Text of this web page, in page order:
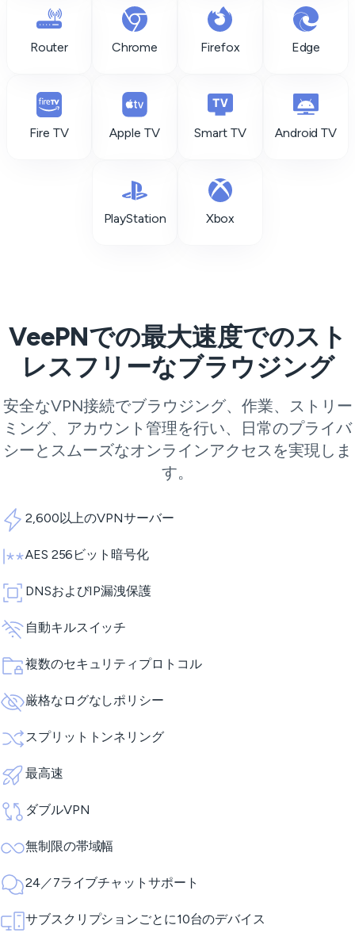
Router Chrome Firefox Edge
Fire TV Apple TV Smart TV Android TV
PlayStation Xbox
VeePNでの最大速度でのスト
レスフリーなブラウジング
安全なVPN接続でブラウジング、作業、ストリー
ミング、アカウント管理を行い、日常のプライバ
シーとスムーズなオンラインアクセスを実現しま
す。
2,600以上のVPNサーバー
AES 256ビット暗号化
DNSおよびIP漏洩保護
自動キルスイッチ
複数のセキュリティプロトコル
厳格なログなしポリシー
スプリットトンネリング
最高速
ダブルVPN
無制限の帯域幅
24／7ライブチャットサポート
サブスクリプションごとに10台のデバイス